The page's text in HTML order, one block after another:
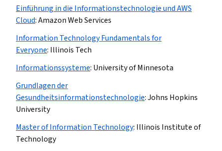
Einführung in die Informationstechnologie und AWS
Cloud:Amazon Web Services
Information Technology Fundamentals for
Everyone: Illinois Tech
Informationssysteme: University of Minnesota
Grundlagen der
Gesundheitsinformationstechnologie:Johns Hopkins
University
Master of Information Technology: Illinois Institute of
Technology